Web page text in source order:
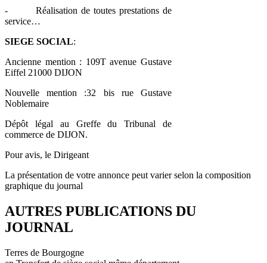
- Réalisation de toutes prestations de
service…
SIEGE SOCIAL:
Ancienne mention : 109T avenue Gustave
Eiffel 21000 DIJON
Nouvelle mention :32 bis rue Gustave
Noblemaire
Dépôt légal au Greffe du Tribunal de
commerce de DIJON.
Pour avis, le Dirigeant
La présentation de votre annonce peut varier selon la composition
graphique du journal
AUTRES PUBLICATIONS DU
JOURNAL
Terres de Bourgogne